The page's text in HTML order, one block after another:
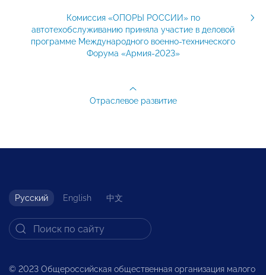
Комиссия «ОПОРЫ РОССИИ» по
автотехобслуживанию приняла участие в деловой
программе Международного военно-технического
Форума «Армия-2023»
Отраслевое развитие
Русский English 中文
© 2023 Общероссийская общественная организация малого